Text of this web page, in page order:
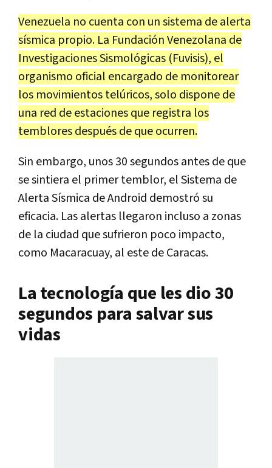
Venezuela no cuenta con un sistema de alerta
sísmica propio. La Fundación Venezolana de
Investigaciones Sismológicas (Fuvisis), el
organismo oficial encargado de monitorear
los movimientos telúricos, solo dispone de
una red de estaciones que registra los
temblores después de que ocurren.
Sin embargo, unos 30 segundos antes de que
se sintiera el primer temblor, el Sistema de
Alerta Sísmica de Android demostró su
eficacia. Las alertas llegaron incluso a zonas
de la ciudad que sufrieron poco impacto,
como Macaracuay, al este de Caracas.
La tecnología que les dio 30
segundos para salvar sus
vidas